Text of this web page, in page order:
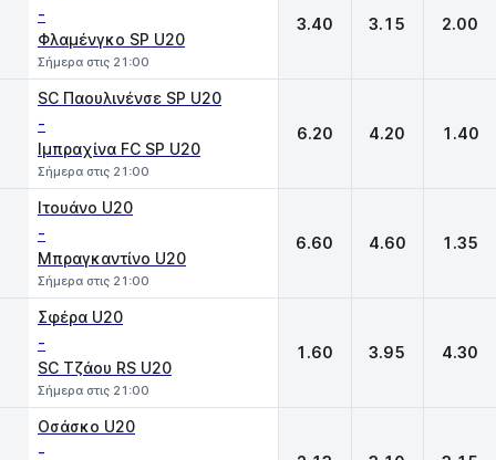
-
Φλαμένγκο SP U20
Σήμερα στις 21:00
3.40 3.15 2.00
SC Παουλινένσε SP U20
-
Ιμπραχίνα FC SP U20
Σήμερα στις 21:00
6.20 4.20 1.40
Ιτουάνο U20
-
Μπραγκαντίνο U20
Σήμερα στις 21:00
6.60 4.60 1.35
Σφέρα U20
-
SC Τζάου RS U20
Σήμερα στις 21:00
1.60 3.95 4.30
Οσάσκο U20
-